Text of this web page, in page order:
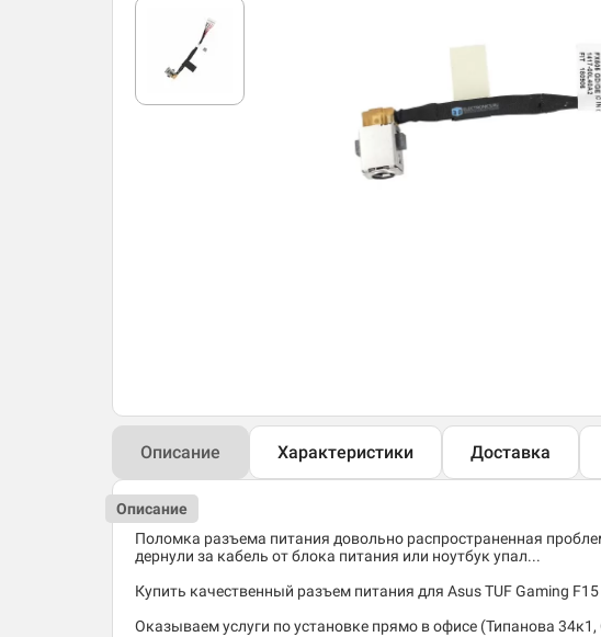
Описание Характеристики Доставка
Описание
Поломка разъема питания довольно распространенная
дернули за кабель от блока питания или ноутбук упал...
Купить качественный разъем питания для Asus TUF Gaming
Оказываем услуги по установке прямо в офисе (Типанова 34к1,